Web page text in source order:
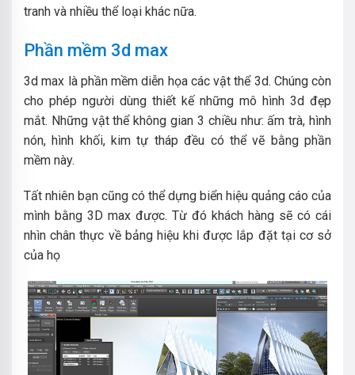
tranh và nhiều thể loại khác nữa.
Phần mềm 3d max
3d max là phần mềm diễn họa các vật thể 3d. Chúng còn
cho phép người dùng thiết kế những mô hình 3d đẹp
mắt. Những vật thể không gian 3 chiều như: ấm trà, hình
nón, hình khối, kim tự tháp đều có thể vẽ bằng phần
mềm này.
Tất nhiên bạn cũng có thể dựng biển hiệu quảng cáo của
mình bằng 3D max được. Từ đó khách hàng sẽ có cái
nhìn chân thực về bảng hiệu khi được lắp đặt tại cơ sở
của họ